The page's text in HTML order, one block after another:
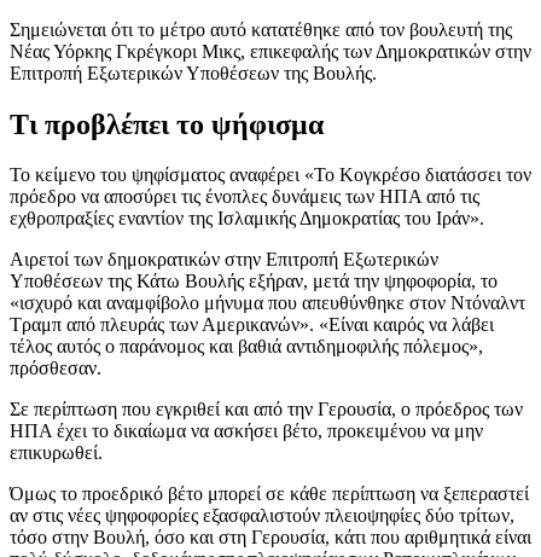
Σημειώνεται ότι το μέτρο αυτό κατατέθηκε από τον βουλευτή της
Νέας Υόρκης Γκρέγκορι Μικς, επικεφαλής των Δημοκρατικών στην
Επιτροπή Εξωτερικών Υποθέσεων της Βουλής.
Τι προβλέπει το ψήφισμα
Το κείμενο του ψηφίσματος αναφέρει «Το Κογκρέσο διατάσσει τον
πρόεδρο να αποσύρει τις ένοπλες δυνάμεις των ΗΠΑ από τις
εχθροπραξίες εναντίον της Ισλαμικής Δημοκρατίας του Ιράν».
Αιρετοί των δημοκρατικών στην Επιτροπή Εξωτερικών
Υποθέσεων της Κάτω Βουλής εξήραν, μετά την ψηφοφορία, το
«ισχυρό και αναμφίβολο μήνυμα που απευθύνθηκε στον Ντόναλντ
Τραμπ από πλευράς των Αμερικανών». «Είναι καιρός να λάβει
τέλος αυτός ο παράνομος και βαθιά αντιδημοφιλής πόλεμος»,
πρόσθεσαν.
Σε περίπτωση που εγκριθεί και από την Γερουσία, ο πρόεδρος των
ΗΠΑ έχει το δικαίωμα να ασκήσει βέτο, προκειμένου να μην
επικυρωθεί.
Όμως το προεδρικό βέτο μπορεί σε κάθε περίπτωση να ξεπεραστεί
αν στις νέες ψηφοφορίες εξασφαλιστούν πλειοψηφίες δύο τρίτων,
τόσο στην Βουλή, όσο και στη Γερουσία, κάτι που αριθμητικά είναι